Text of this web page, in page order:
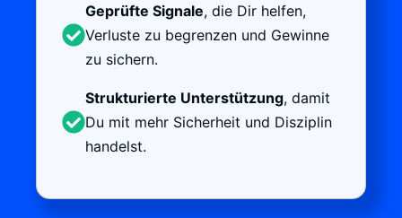
Geprüfte Signale, die Dir helfen,
Verluste zu begrenzen und Gewinne
zu sichern.
Strukturierte Unterstützung, damit
Du mit mehr Sicherheit und Disziplin
handelst.